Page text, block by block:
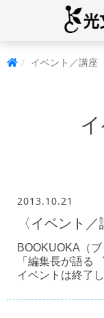
イベント／講座
2013.10.21
〈イベント／
BOOKUOKA（
「編集長が語る
イベントは終了